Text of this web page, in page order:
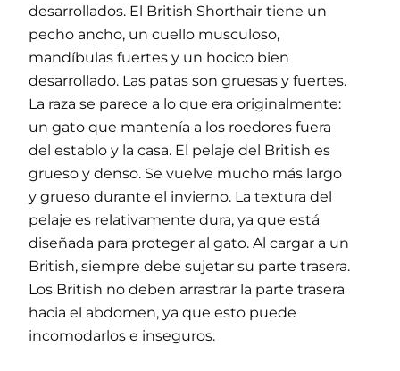
desarrollados. El British Shorthair tiene un
pecho ancho, un cuello musculoso,
mandíbulas fuertes y un hocico bien
desarrollado. Las patas son gruesas y fuertes.
La raza se parece a lo que era originalmente:
un gato que mantenía a los roedores fuera
del establo y la casa. El pelaje del British es
grueso y denso. Se vuelve mucho más largo
y grueso durante el invierno. La textura del
pelaje es relativamente dura, ya que está
diseñada para proteger al gato. Al cargar a un
British, siempre debe sujetar su parte trasera.
Los British no deben arrastrar la parte trasera
hacia el abdomen, ya que esto puede
incomodarlos e inseguros.